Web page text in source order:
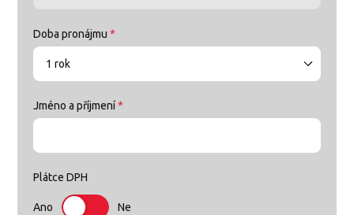
Doba pronájmu*
1 rok
Jméno a příjmení*
Plátce DPH
Ano Ne